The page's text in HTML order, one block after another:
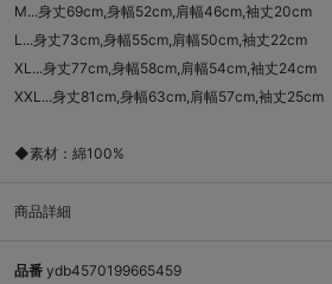
M...身丈69cm,身幅52cm,肩幅46cm,袖丈20cm
L...身丈73cm,身幅55cm,肩幅50cm,袖丈22cm
XL...身丈77cm,身幅58cm,肩幅54cm,袖丈24cm
XXL...身丈81cm,身幅63cm,肩幅57cm,袖丈25cm
◆素材：綿100%
商品詳細
品番 ydb4570199665459